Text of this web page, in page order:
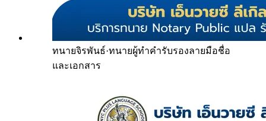
ทนายจิรพันธ์·ทนายผู้ทำคำรับรองลายมือชื่อ
และเอกสาร